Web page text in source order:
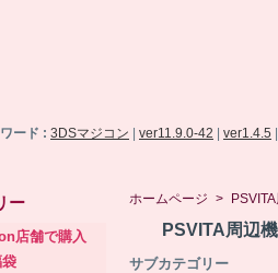
ード : 3DSマジコン ver11.9.0-42 ver1.4.5
ー
店舗で購入
ホームページ >
PSVITA周辺
サブカテゴリー